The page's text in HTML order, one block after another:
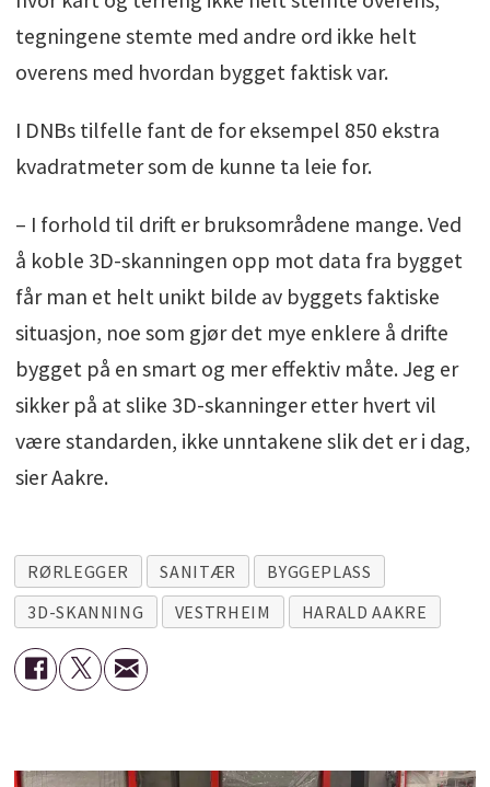
tegningene stemte med andre ord ikke helt
overens med hvordan bygget faktisk var.
I DNBs tilfelle fant de for eksempel 850 ekstra
kvadratmeter som de kunne ta leie for.
– I forhold til drift er bruksområdene mange. Ved
å koble 3D-skanningen opp mot data fra bygget
får man et helt unikt bilde av byggets faktiske
situasjon, noe som gjør det mye enklere å drifte
bygget på en smart og mer effektiv måte. Jeg er
sikker på at slike 3D-skanninger etter hvert vil
være standarden, ikke unntakene slik det er i dag,
sier Aakre.
RØRLEGGER SANITÆR
BYGGEPLASS
3D-SKANNING
VESTRHEIM HARALD AAKRE